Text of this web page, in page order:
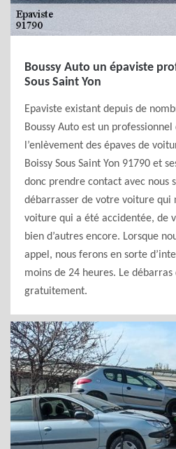
Boussy Auto un épaviste
Sous Saint Yon
Epaviste existant depuis de
Boussy Auto est un
l’enlèvement des épaves de
Boissy Sous Saint Yon 91790 et
donc prendre contact avec nous
débarrasser de votre voiture qui
voiture qui a été accidentée, de
bien d’autres encore. Lorsque
appel, nous ferons en sorte
moins de 24 heures. Le
gratuitement.